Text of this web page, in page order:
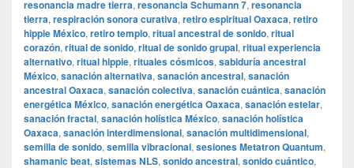
resonancia madre tierra, resonancia Schumann 7, resonancia
tierra, respiración sonora curativa, retiro espiritual Oaxaca, retiro
hippie México, retiro templo, ritual ancestral de sonido, ritual
corazón, ritual de sonido, ritual de sonido grupal, ritual experiencia
alternativo, ritual hippie, rituales cósmicos, sabiduría ancestral
México, sanación alternativa, sanación ancestral, sanación
ancestral Oaxaca, sanación colectiva, sanación cuántica, sanación
energética México, sanación energética Oaxaca, sanación estelar,
sanación fractal, sanación holística México, sanación holística
Oaxaca, sanación interdimensional, sanación multidimensional,
semilla de sonido, semilla vibracional, sesiones Metatron Quantum,
shamanic beat, sistemas NLS, sonido ancestral, sonido cuántico,